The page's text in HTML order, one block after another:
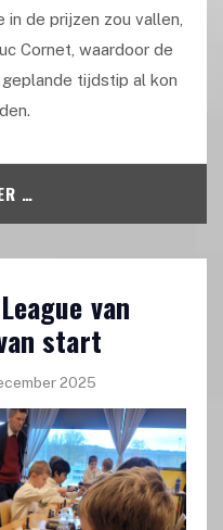
de prijzen zou vallen,
Cornet, waardoor de
tijdstip al kon
…
van
start
2025